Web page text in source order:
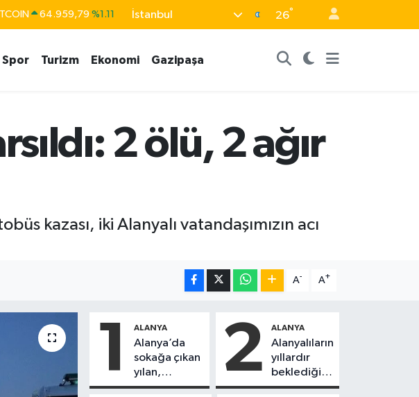
64.959,79 %1.11
EURO 55,2510 %0.32
BİST100 13.779 %-14
İstanbul 26°
Spor Turizm Ekonomi Gazipaşa
2 ölü, 2 ağır
kazası, iki Alanyalı vatandaşımızın acı
A- A+
1 ALANYA
Alanya’da
sokağa çıkan
yılan,
vatandaşı
2 ALANYA
Alanyalıların
yıllardır
beklediği
yol askıdan